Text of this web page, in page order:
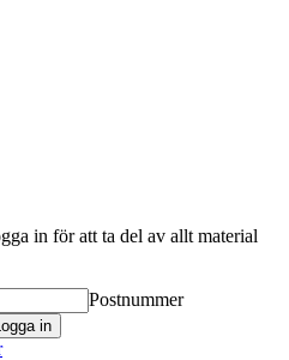
in för att ta del av allt material
Postnummer